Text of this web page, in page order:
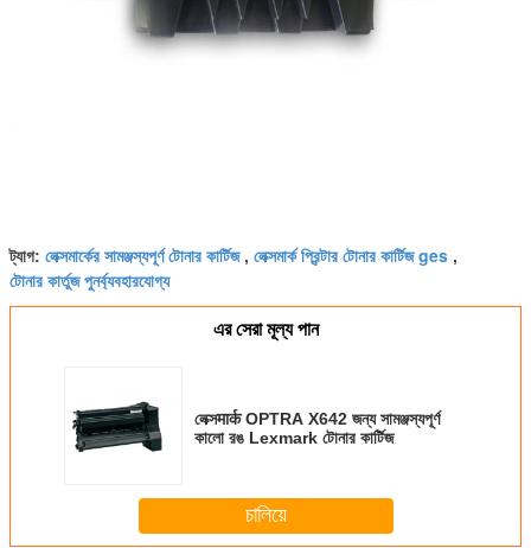
ট্যাগ: লেক্সমার্কের সামঞ্জস্যপূর্ণ টোনার কার্টিজ, লেক্সমার্ক প্রিন্টার টোনার কার্টিজ ges ,
টোনার কার্তুজ পুনর্ব্যবহারযোগ্য
এর সেরা মূল্য পান
লেক্সमार्क OPTRA X642 জন্য সামঞ্জস্যপূর্ণ
কালো রঙ Lexmark টোনার কার্টিজ
চালিয়ে